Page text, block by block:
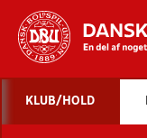
KLUB/HOLD